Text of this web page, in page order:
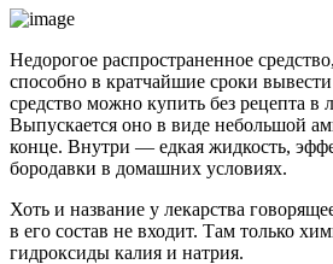
Недорогое распространенное
способно в кратчайшие сроки
средство можно купить без рецепта в
Выпускается оно в виде небольшой
конце. Внутри — едкая жидкость,
бородавки в домашних условиях.
Хоть и название у лекарства
в его состав не входит. Там только
гидроксиды калия и натрия.